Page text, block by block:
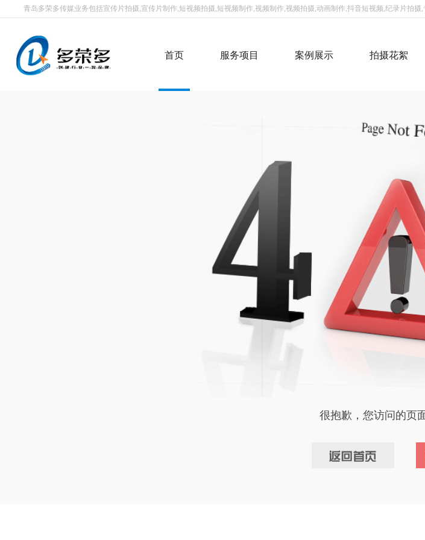
青岛多荣多传媒业务包括宣传片拍摄,宣传片制作,短视频拍摄,短视频制作,视频制作,视频拍摄,动画制作,抖音短视频,纪录片拍摄
首页 服务项目 案例展示 拍摄花絮
很抱歉，您访问的页